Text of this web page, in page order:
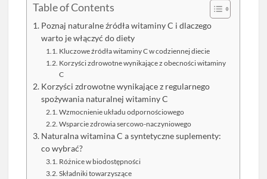
Table of Contents
Poznaj naturalne źródła witaminy C i dlaczego
warto je włączyć do diety
Kluczowe źródła witaminy C w codziennej diecie
Korzyści zdrowotne wynikające z obecności witaminy
C
Korzyści zdrowotne wynikające z regularnego
spożywania naturalnej witaminy C
Wzmocnienie układu odpornościowego
Wsparcie zdrowia sercowo-naczyniowego
Naturalna witamina C a syntetyczne suplementy:
co wybrać?
Różnice w biodostępności
Składniki towarzyszące